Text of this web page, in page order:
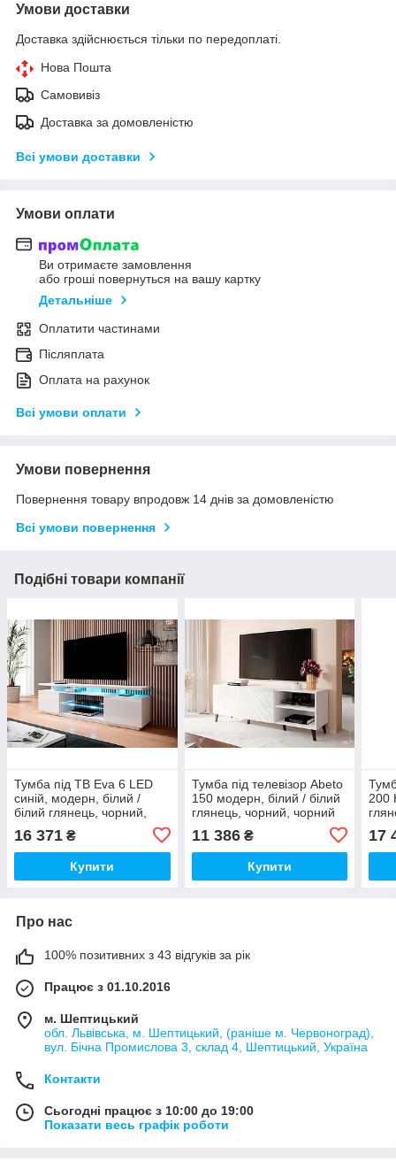
Умови доставки
Доставка здійснюється тільки по передоплаті.
Нова Пошта
Самовивіз
Доставка за домовленістю
Всі умови доставки
Умови оплати
Ви отримаєте замовлення
або гроші повернуться на вашу картку
Детальніше
Оплатити частинами
Післяплата
Оплата на рахунок
Всі умови оплати
Умови повернення
Повернення товару впродовж 14 днів за домовленістю
Всі умови повернення
Подібні товари компанії
Тумба під ТВ Eva 6 LED
синій, модерн, білий /
білий глянець, чорний,
16 371 ₴
Купити
Тумба під телевізор Abeto
150 модерн, білий / білий
глянець, чорний, чорний
11 386₴
Купити
200
17
Про нас
100% позитивних з 43 відгуків за рік
Працює з 01.10.2016
м. Шептицький
обл. Львівська, м. Шептицький, (раніше м. Червоноград),
вул. Бічна Промислова 3, склад 4, Шептицький, Україна
Контакти
Сьогодні працює з 10:00 до 19:00
Показати весь графік роботи